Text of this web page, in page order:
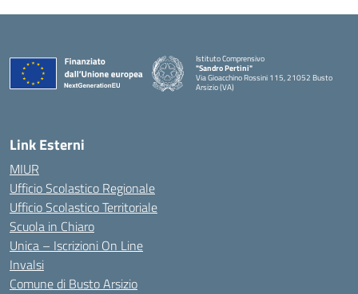
Istituto Comprensivo
"Sandro Pertini"
Via Gioacchino Rossini 115, 21052 Busto
Arsizio (VA)
Link Esterni
MIUR
Ufficio Scolastico Regionale
Ufficio Scolastico Territoriale
Scuola in Chiaro
Unica – Iscrizioni On Line
Invalsi
Comune di Busto Arsizio